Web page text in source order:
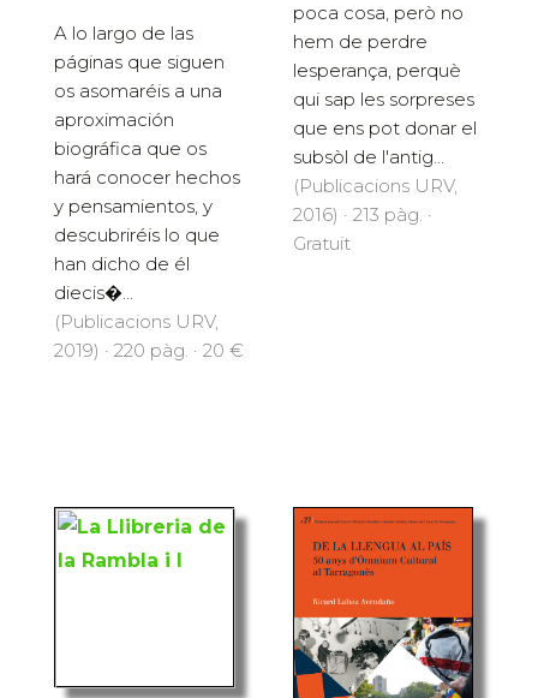
A lo largo de las
páginas que siguen
os asomaréis a una
aproximación
biográfica que os
hará conocer hechos
y pensamientos, y
descubriréis lo que
han dicho de él
diecis�...
(Publicacions URV,
2019) · 220 pàg. · 20 €
poca cosa, però no
hem de perdre
lesperança, perquè
qui sap les sorpreses
que ens pot donar el
subsòl de l'antig...
(Publicacions URV,
2016) · 213 pàg. ·
Gratuït